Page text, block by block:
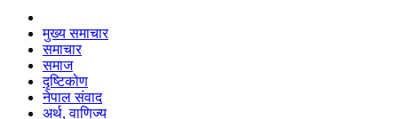
मुख्य समाचार
समाचार
समाज
दृष्टिकोण
नेपाल संवाद
अर्थ, वाणिज्य